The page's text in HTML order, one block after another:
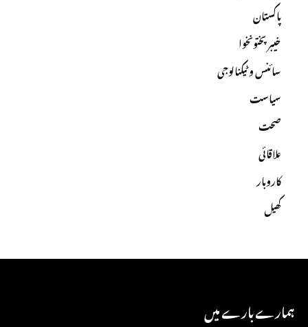
پاکستان
خیبرپختونخوا
سائنس و ٹیکنالوجی
سیاست
صحت
علاقائی
کاروبار
کھیل
ہمارے بارے میں